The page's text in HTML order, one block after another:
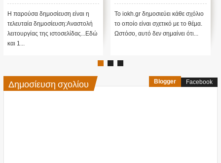
ΠΟΥΤΙΝ;
ΑΝΕΞΗΓΗΤΗ ΠΡΟΠΑΓΑΝΔΑ
ΥΠΕΡ ΤΟΥ ΠΟΥΤΙΝ; ΕΙΝΑΙ
ΜΕΓΑΛΗ ΠΑΓΙΔΑ; Τι κρύβεται
πίσω από αυτό ....;Κατ' αρχάς...
Το iokh.gr δημοσιεύει κάθε σχόλιο
το οποίο είναι σχετικό με το θέμα.
Ωστόσο, αυτό δεν σημαίνει ότι...
Δημοσίευση σχολίου Blogger Facebook